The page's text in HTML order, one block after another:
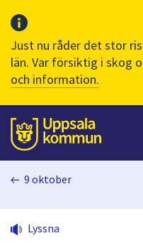
Just nu råder det stor
län. Var försiktig i skog
och information.
Till sidans
huvudinnehåll
9 oktober
Lyssna